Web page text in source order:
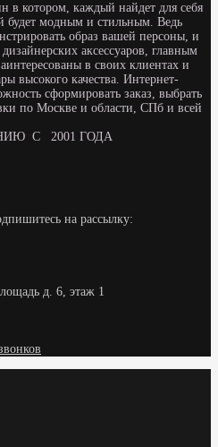
в котором, каждый найдет для себя
будет модным и стильным. Ведь
образ вашей персоны, и
аксессуаров, главным
в своих клиентах и
высокого качества. Интернет-
сформировать заказ, выбрать
по Москве и области, СПб и всей
С 2001 ГОДА
на рассылку:
д. 6, этаж 1